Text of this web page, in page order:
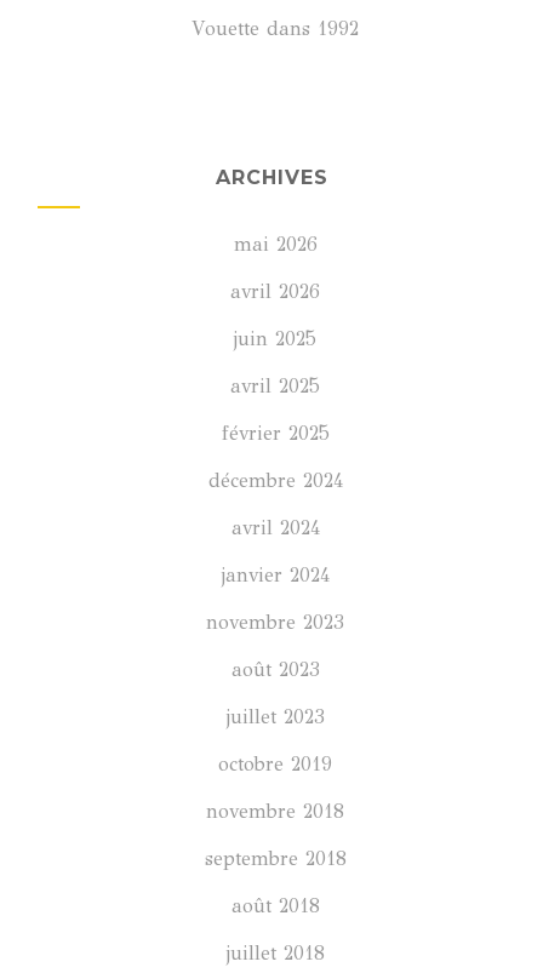
Vouette dans 1992
ARCHIVES
mai 2026
avril 2026
juin 2025
avril 2025
février 2025
décembre 2024
avril 2024
janvier 2024
novembre 2023
août 2023
juillet 2023
octobre 2019
novembre 2018
septembre 2018
août 2018
juillet 2018